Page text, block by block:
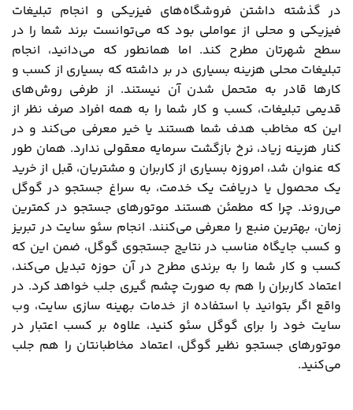
در گذشته داشتن فروشگاه‌های فیزیکی و انجام تبلیغات
فیزیکی و محلی از عواملی بود که می‌توانست برند شما را در
سطح شهرتان مطرح کند. اما همانطور که می‌دانید، انجام
تبلیغات محلی هزینه بسیاری در بر داشته که بسیاری از کسب و
کارها قادر به متحمل شدن آن نیستند. از طرفی روش‌های
قدیمی تبلیغات، کسب و کار شما را به همه افراد صرف نظر از
این که مخاطب هدف شما هستند یا خیر معرفی می‌کند و در
کنار هزینه زیاد، نرخ بازگشت سرمایه معقولی ندارد. همان طور
که عنوان شد، امروزه بسیاری از کاربران و مشتریان، قبل از خرید
یک محصول یا دریافت یک خدمت، به سراغ جستجو در گوگل
می‌روند. چرا که مطمئن هستند موتورهای جستجو در کمترین
زمان، بهترین منبع را معرفی می‌کنند. انجام سئو سایت در تبریز
و کسب جایگاه مناسب در نتایج جستجوی گوگل، ضمن این که
کسب و کار شما را به برندی مطرح در آن حوزه تبدیل می‌کند،
اعتماد کاربران را هم به صورت چشم گیری جلب خواهد کرد. در
واقع اگر بتوانید با استفاده از خدمات بهینه سازی سایت، وب
سایت خود را برای گوگل سئو کنید، علاوه بر کسب اعتبار در
موتورهای جستجو نظیر گوگل، اعتماد مخاطبانتان را هم جلب
می‌کنید.